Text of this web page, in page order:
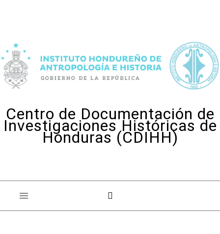
Centro de Documentación de
Investigaciones Históricas de
Honduras (CDIHH)